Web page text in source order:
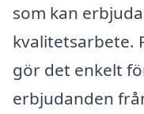
som kan
kvalitetsarbete.
gör det enkelt
erbjudanden